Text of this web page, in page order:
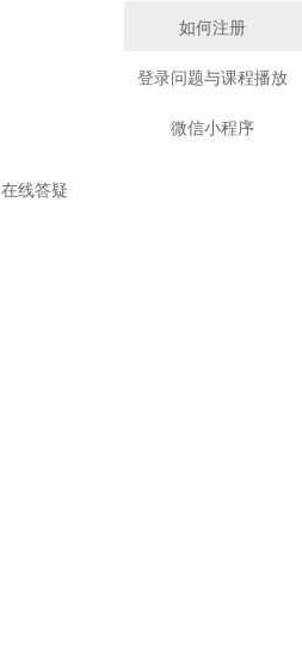
如何注册
登录问题与课程播放
微信小程序
在线答疑